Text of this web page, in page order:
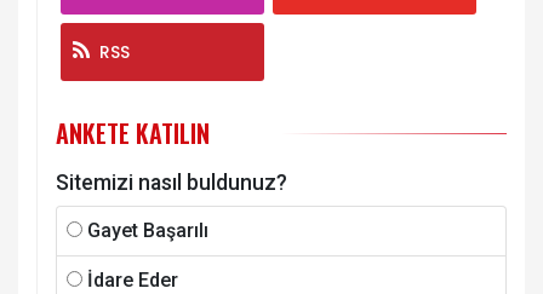
RSS
ANKETE KATILIN
Sitemizi nasıl buldunuz?
Gayet Başarılı
İdare Eder